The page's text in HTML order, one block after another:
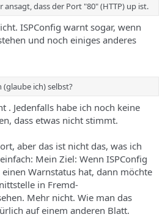
ansagt, dass der Port "80" (HTTP) up ist.
ISPConfig warnt sogar, wenn
und noch einiges anderes
ich) selbst?
. Jedenfalls habe ich noch keine
dass etwas nicht stimmt.
aber das ist nicht das, was ich
Mein Ziel: Wenn ISPConfig
Warnstatus hat, dann möchte
in Fremd-
Mehr nicht. Wie man das
auf einem anderen Blatt.